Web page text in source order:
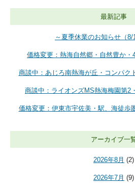
最新記事
～夏季休業のお知らせ（8/
価格変更：熱海自然郷・自然豊か・
商談中：あじろ南熱海が丘・コンパク
商談中：ライオンズMS熱海梅園第2
価格変更：伊東市宇佐美・駅、海徒歩
アーカイブ一
2026年8月 (2)
2026年7月 (9)